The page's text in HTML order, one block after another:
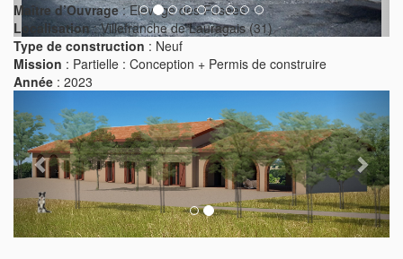
Maître d’Ouvrage: Elevage des Fusees
Localisation: Villefranche de Lauragais (31)
Type de construction : Neuf
Mission : Partielle : Conception + Permis de construire
Année : 2023
Previous